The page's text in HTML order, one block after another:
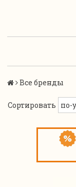
Все бренды
Сортировать